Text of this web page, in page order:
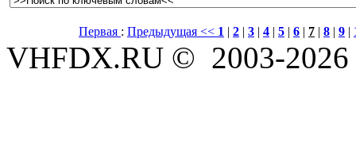
Первая : Предыдущая << 1 | 2 | 3 | 4 | 5 | 6 | 7 | 8 | 9 |
VHFDX.RU © 2003-2026